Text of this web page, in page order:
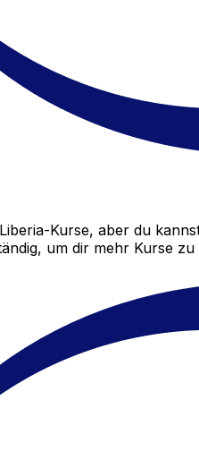
Kurse, aber du
um dir mehr Kurse zu